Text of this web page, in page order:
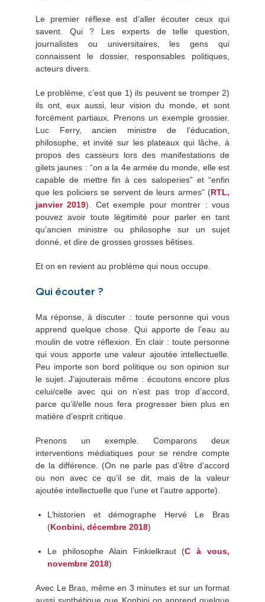
Le premier réflexe est d’aller écouter ceux qui
savent. Qui ? Les experts de telle question,
journalistes ou universitaires, les gens qui
connaissent le dossier, responsables politiques,
acteurs divers.
Le problème, c’est que 1) ils peuvent se tromper 2)
ils ont, eux aussi, leur vision du monde, et sont
forcément partiaux. Prenons un exemple grossier.
Luc Ferry, ancien ministre de l’éducation,
philosophe, et invité sur les plateaux qui lâche, à
propos des casseurs lors des manifestations de
gilets jaunes : “on a la 4e armée du monde, elle est
capable de mettre fin à ces saloperies” et “enfin
que les policiers se servent de leurs armes” (RTL,
janvier 2019). Cet exemple pour montrer : vous
pouvez avoir toute légitimité pour parler en tant
qu’ancien ministre ou philosophe sur un sujet
donné, et dire de grosses grosses bêtises.
Et on en revient au problème qui nous occupe.
Qui écouter ?
Ma réponse, à discuter : toute personne qui vous
apprend quelque chose. Qui apporte de l’eau au
moulin de votre réflexion. En clair : toute personne
qui vous apporte une valeur ajoutée intellectuelle.
Peu importe son bord politique ou son opinion sur
le sujet. J’ajouterais même : écoutons encore plus
celui/celle avec qui on n’est pas trop d’accord,
parce qu’il/elle nous fera progresser bien plus en
matière d’esprit critique.
Prenons un exemple. Comparons deux
interventions médiatiques pour se rendre compte
de la différence. (On ne parle pas d’être d’accord
ou non avec ce qu’il se dit, mais de la valeur
ajoutée intellectuelle que l’une et l’autre apporte).
L’historien et démographe Hervé Le Bras
(Konbini, décembre 2018)
Le philosophe Alain Finkielkraut (C à vous,
novembre 2018)
Avec Le Bras, même en 3 minutes et sur un format